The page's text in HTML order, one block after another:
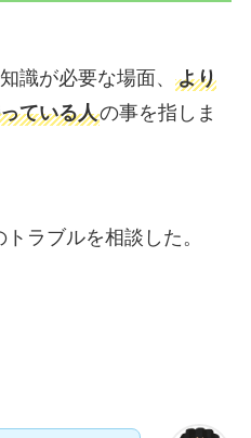
識が必要な場面、 より
ている人の事を指しま
ラブルを相談した。